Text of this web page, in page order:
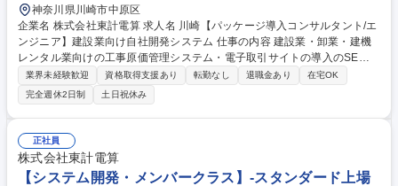
神奈川県川崎市中原区
企業名 株式会社東計電算 求人名 川崎【パッケージ導入コンサルタント/エ
ンジニア】建設業向け自社開発システム 仕事の内容 建設業・卸業・建機
レンタル業向けの工事原価管理システム・電子取引サイトの導入のSE・P
G開発をお任せします。 【具体的な業務】 ■営業に同行しての顧客ニーズ
のヒアリング ■要件定義 ■システム開発・外部設計 ■開発部門やサポート
部門との連携 ■システム導入支援・立ち上げ 募集職種 川崎【パッケージ
導入コンサルタント/エンジニア】建設業向け自社開発システム
業界未経験歓迎 資格取得支援あり 転勤なし 退職金あり
在宅OK
完全週休2日制
土日祝休み
正社員
株式会社東計電算
【システム開発・メンバークラス】-スタンダード上場